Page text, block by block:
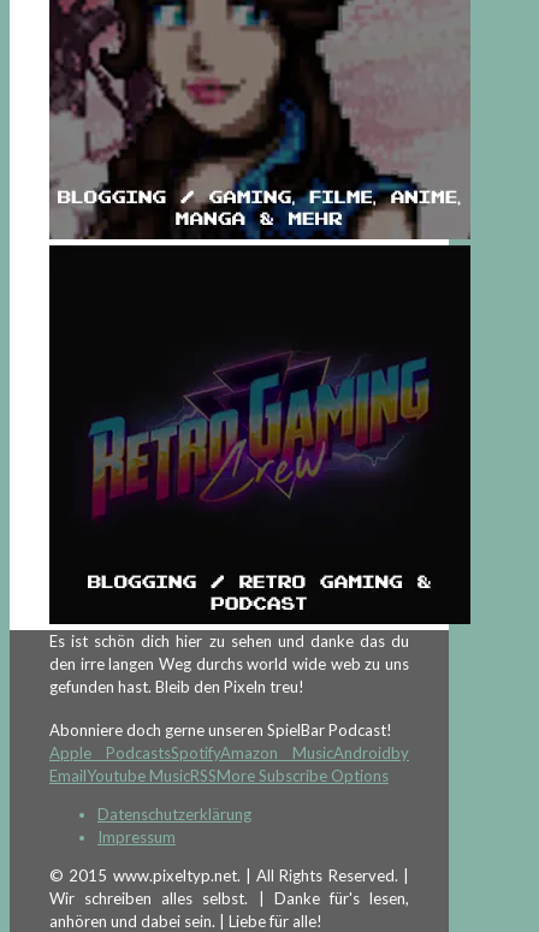
Es ist schön dich hier zu sehen und danke das du
den irre langen Weg durchs world wide web zu uns
gefunden hast. Bleib den Pixeln treu!
Abonniere doch gerne unseren SpielBar Podcast!
Apple PodcastsSpotifyAmazon MusicAndroidby
EmailYoutube MusicRSSMore Subscribe Options
Datenschutzerklärung
Impressum
© 2015 www.pixeltyp.net. | All Rights Reserved. |
Wir schreiben alles selbst. | Danke für's lesen,
anhören und dabei sein. | Liebe für alle!